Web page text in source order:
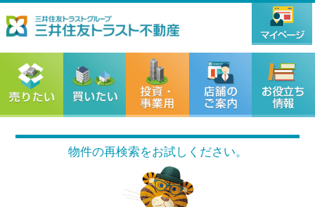
物件の再検索をお試しください。